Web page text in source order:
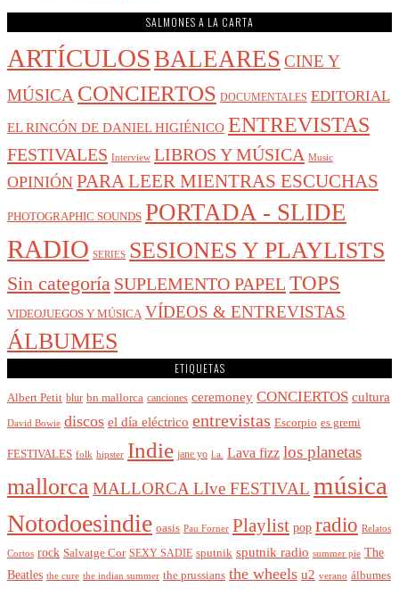
SALMONES A LA CARTA
ARTÍCULOSBALEARES CINE Y
MÚSICA CONCIERTOS DOCUMENTALES EDITORIAL
EL RINCÓN DE DANIEL HIGIÉNICO ENTREVISTAS
FESTIVALES Interview LIBROS Y MÚSICA Music
OPINIÓN PARA LEER MIENTRAS ESCUCHAS
PHOTOGRAPHIC SOUNDS PORTADA - SLIDE
RADIO SERIES SESIONES Y PLAYLISTS
Sin categoría SUPLEMENTO PAPEL TOPS
VIDEOJUEGOS Y MÚSICA VÍDEOS & ENTREVISTAS
ÁLBUMES
ETIQUETAS
Albert Petit blur bn mallorca canciones ceremoney CONCIERTOS cultura
David Bowie discos el día eléctrico entrevistas Escorpio es gremi
FESTIVALES folk hipster Indie jane yo l.a. Lava fizz los planetas
mallorca MALLORCA LIve FESTIVAL música
Notodoesindie oasis Pau Forner Playlist pop radio Relatos
Cortos rock Salvatge Cor SEXY SADIE sputnik sputnik radio summer pie The
Beatles the cure the indian summer the prussians the wheels u2 verano álbumes